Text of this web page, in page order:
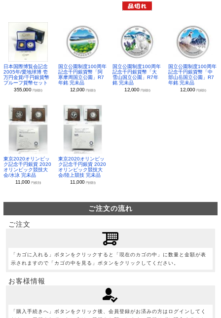
日本国際博覧会記念
2005年/愛地球博 壱
万円金貨/千円銀貨幣
プルーフ貨幣セット
355,000 円(税別)
国立公園制度100周年
記念千円銀貨幣「阿
寒摩周国立公園」R7
年銘 完未品
12,000 円(税別)
国立公園制度100周年
記念千円銀貨幣「大
雪山国立公園」R7年
銘 完未品
12,000 円(税別)
国立公園制度100周年
記念千円銀貨幣「中
部山岳国立公園」R7
年銘 完未品
12,000 円(税別)
東京2020オリンピッ
ク記念千円銀貨 2020
オリンピック競技大
会/水泳 完未品
11,000円(税別)
東京2020オリンピッ
ク記念千円銀貨 2020
オリンピック競技大
会/陸上競技 完未品
11,000 円(税別)
ご注文の流れ
ご注文
「カゴに入れる」ボタンをクリックすると「現在のカゴの中」に数量と金額が表
示されますので「カゴの中を見る」ボタンをクリックしてください。
お客様情報
「購入手続きへ」ボタンをクリック後、会員登録がお済みの方はログインしてく